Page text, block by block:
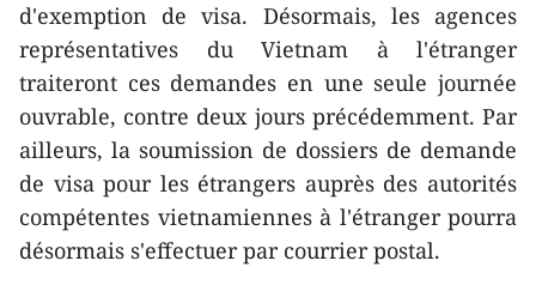
d'exemption de visa. Désormais, les agences
représentatives du Vietnam à l'étranger
traiteront ces demandes en une seule journée
ouvrable, contre deux jours précédemment. Par
ailleurs, la soumission de dossiers de demande
de visa pour les étrangers auprès des autorités
compétentes vietnamiennes à l'étranger pourra
désormais s'effectuer par courrier postal.